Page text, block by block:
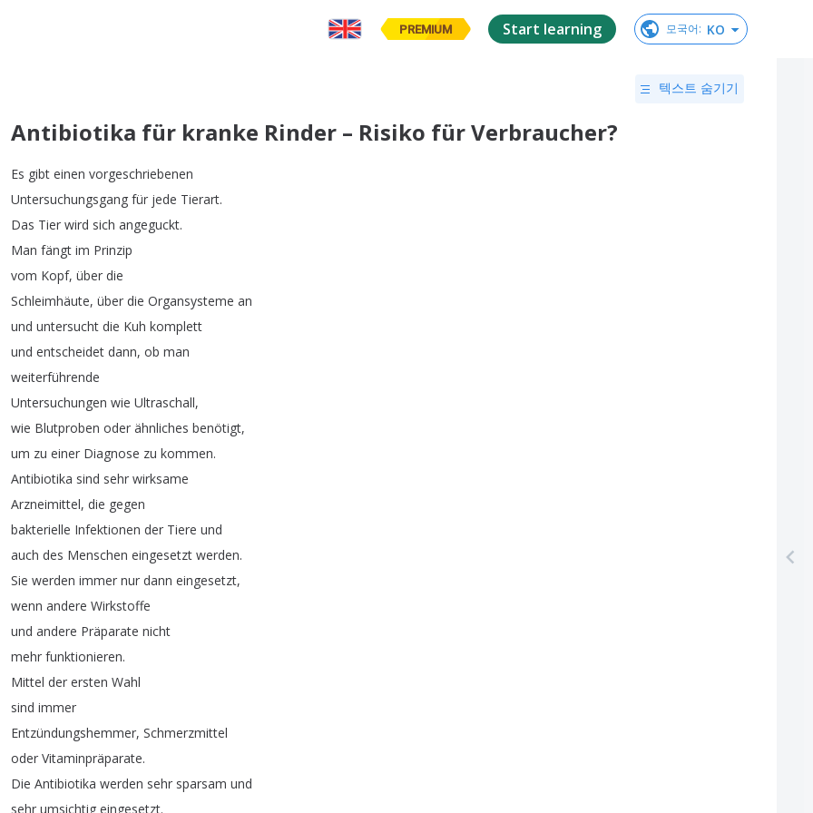
PREMIUM Start learning 모국어: KO
텍스트 숨기기
Antibiotika für kranke Rinder – Risiko für Verbraucher?
Es gibt einen vorgeschriebenen
Untersuchungsgang für jede Tierart.
Das Tier wird sich angeguckt.
Man fängt im Prinzip
vom Kopf, über die
Schleimhäute, über die Organsysteme an
und untersucht die Kuh komplett
und entscheidet dann, ob man
weiterführende
Untersuchungen wie Ultraschall,
wie Blutproben oder ähnliches benötigt,
um zu einer Diagnose zu kommen.
Antibiotika sind sehr wirksame
Arzneimittel, die gegen
bakterielle Infektionen der Tiere und
auch des Menschen eingesetzt werden.
Sie werden immer nur dann eingesetzt,
wenn andere Wirkstoffe
und andere Präparate nicht
mehr funktionieren.
Mittel der ersten Wahl
sind immer
Entzündungshemmer, Schmerzmittel
oder Vitaminpräparate.
Die Antibiotika werden sehr sparsam und
sehr umsichtig eingesetzt.